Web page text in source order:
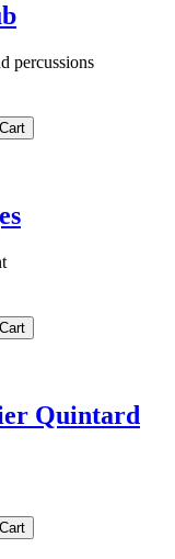
percussions
Quintard